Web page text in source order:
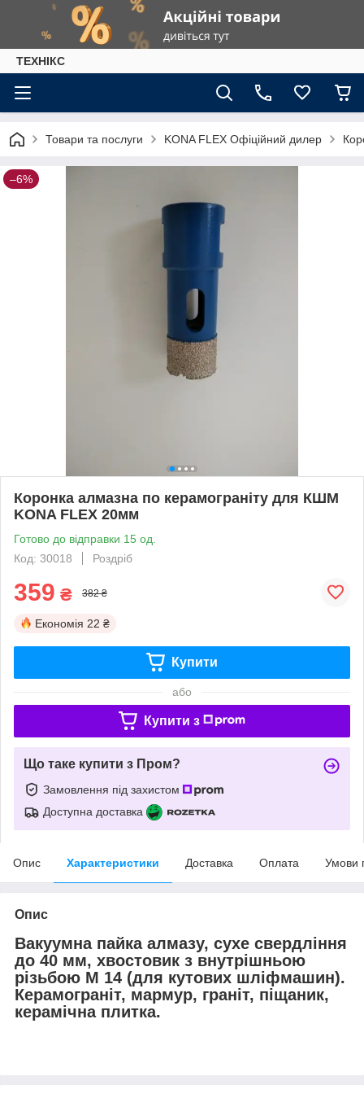
ТЕХНІКС
Товари та послуги KONA FLEX Офіційний дилер
–6%
Коронка алмазна по керамограніту для КШМ
KONA FLEX 20мм
Готово до відправки 15 од.
Код: 30018
Роздріб
359 ₴ 382 ₴
Економія 22 ₴
Купити
або
Купити з
Що таке купити з Пром?
Замовлення під захистом
Доступна доставка
Опис Характеристики Доставка Оплата Умови
Опис
Вакуумна пайка алмазу, сухе свердління
до 40 мм, хвостовик з внутрішньою
різьбою М 14 (для кутових шліфмашин).
Керамограніт, мармур, граніт, піщаник,
керамічна плитка.